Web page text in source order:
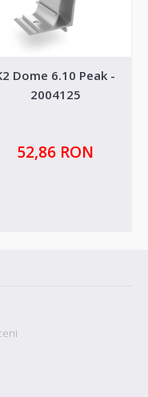
Dome 6.10 Peak -
2004125
52,86 RON